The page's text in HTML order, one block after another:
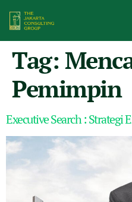
Tag:
Pemimpin
Executive Search : Strategi